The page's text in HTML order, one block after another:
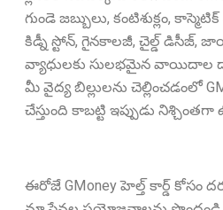
గుండె జబ్బులు, కంటిశుక్లం,
కిడ్నీ స్టోన్, గైనకాలజీ, చైల్డ్
వ్యాధులకు సులభమైన వాయిదాల
మీ వైద్య బిల్లులను చెల్లించడంలో
చేస్తుంది కాబట్టి ఇప్పుడు నిశ్చింతగా
ఈరోజే GMoney హెల్త్ కార్డ్ కోసం